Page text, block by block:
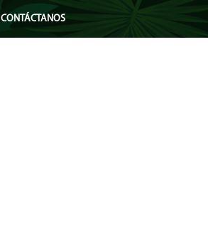
CONTÁCTANOS